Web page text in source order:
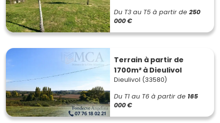
Du T3 au T5 à partir de 250
000 €
Terrain à partir de
1700m² à Dieulivol
Dieulivol (33580)
Du T1 au T6 à partir de 165
000 €